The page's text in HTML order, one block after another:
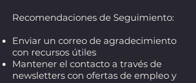
Recomendaciones de Seguimiento:
Enviar un correo de agradecimiento
con recursos útiles
Mantener el contacto a través de
newsletters con ofertas de empleo y